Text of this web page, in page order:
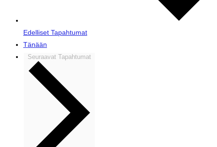
Edelliset Tapahtumat
Tänään
Seuraavat Tapahtumat